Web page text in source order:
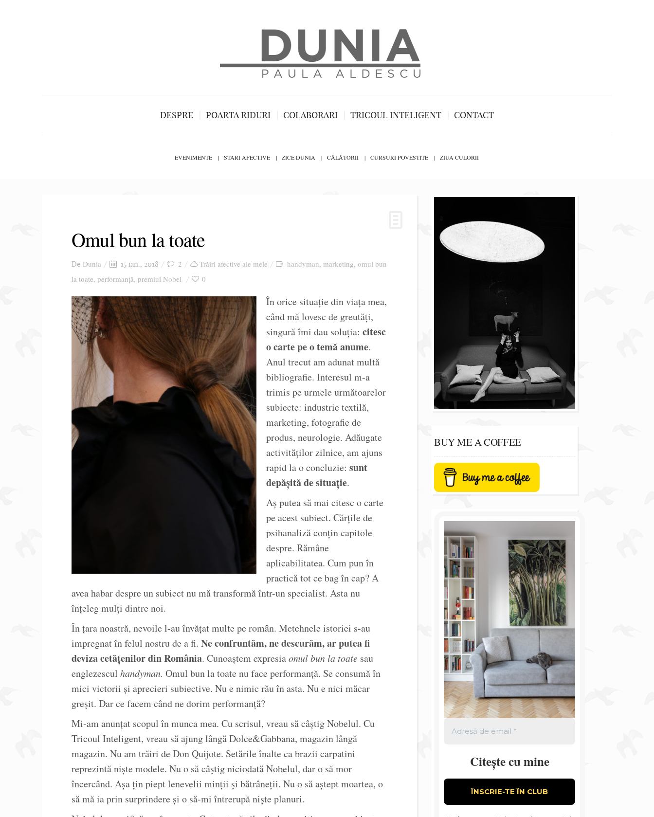
DESPRE POARTA RIDURI COLABORARI TRICOUL INTELIGENT CONTACT
EVENIMENTE STARI AFECTIVE ZICE DUNIA CĂLĂTORII CURSURI POVESTITE ZIUA CULORII
Omul bun la toate
De Dunia 15 ian., 2018 2 Trăiri afective ale mele handyman, marketing, omul bun
la toate, performanță, premiul Nobel 0
În orice situație din viața mea,
când mă lovesc de greutăți,
singură îmi dau soluția: citesc
o carte pe o temă anume.
Anul trecut am adunat multă
bibliografie. Interesul m-a
trimis pe urmele următoarelor
subiecte: industrie textilă,
marketing, fotografie de
produs, neurologie. Adăugate
activităților zilnice, am ajuns
rapid la o concluzie: sunt
depășită de situație.
Aș putea să mai citesc o carte
pe acest subiect. Cărțile de
psihanaliză conțin capitole
despre. Rămâne
aplicabilitatea. Cum pun în
practică tot ce bag în cap? A
avea habar despre un subiect nu mă transformă într-un specialist. Asta nu
înțeleg mulți dintre noi.
În țara noastră, nevoile l-au învățat multe pe român. Metehnele istoriei s-au
impregnat în felul nostru de a fi. Ne confruntăm, ne descurăm, ar putea fi
deviza cetățenilor din România. Cunoaștem expresiaomul bun la toate sau
englezescul handyman. Omul bun la toate nu face performanță. Se consumă în
mici victorii și aprecieri subiective. Nu e nimic rău în asta. Nu e nici măcar
greșit. Dar ce facem când ne dorim performanță?
Mi-am anunțat scopul în munca mea. Cu scrisul, vreau să câștig Nobelul. Cu
Tricoul Inteligent, vreau să ajung lângă Dolce&Gabbana, magazin lângă
magazin. Nu am trăiri de Don Quijote. Setările înalte ca brazii carpatini
reprezintă niște modele. Nu o să câștig niciodată Nobelul, dar o să mor
încercând. Așa țin piept lenevelii minții și bătrâneții. Nu o să aștept moartea, o
să mă ia prin surprindere și o să-mi întrerupă niște planuri.
BUY ME A COFFEE
Citește cu mine